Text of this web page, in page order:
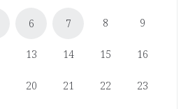
6 7 8 9
13 14 15 16
20 21 22 23